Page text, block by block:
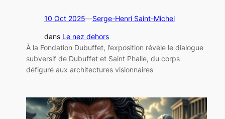
10 Oct 2025—Serge-Henri Saint-Michel
dans Le nez dehors
À la Fondation Dubuffet, l’exposition révèle le dialogue
subversif de Dubuffet et Saint Phalle, du corps
défiguré aux architectures visionnaires